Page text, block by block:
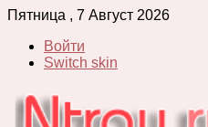
Пятница , 7 Август 2026
Войти
Switch skin